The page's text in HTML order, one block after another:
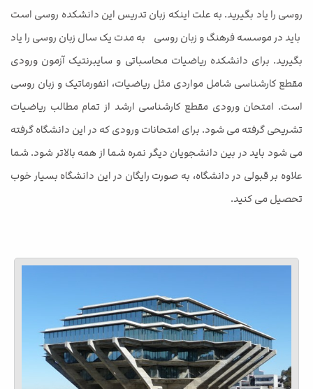
روسی را یاد بگیرید. به علت اینکه زبان تدریس این دانشکده روسی است
باید در موسسه فرهنگ و زبان روسی به مدت یک سال زبان روسی را یاد
بگیرید. برای دانشکده ریاضیات محاسباتی و سایبرنتیک آزمون ورودی
مقطع کارشناسی شامل مواردی مثل ریاضیات، انفورماتیک و زبان روسی
است. امتحان ورودی مقطع کارشناسی ارشد از تمام مطالب ریاضیات
تشریحی گرفته می شود. برای امتحانات ورودی که در این دانشگاه گرفته
می شود باید در بین دانشجویان دیگر نمره شما از همه بالاتر شود. شما
علاوه بر قبولی در دانشگاه، به صورت رایگان در این دانشگاه بسیار خوب
تحصیل می کنید.